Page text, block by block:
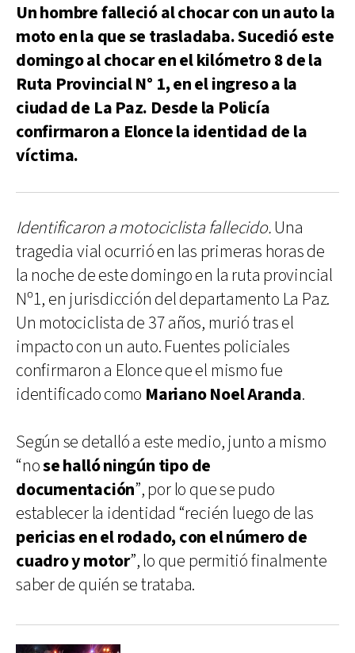
Un hombre falleció al chocar con un auto la
moto en la que se trasladaba. Sucedió este
domingo al chocar en el kilómetro 8 de la
Ruta Provincial N° 1, en el ingreso a la
ciudad de La Paz. Desde la Policía
confirmaron a Elonce la identidad de la
víctima.
Identificaron a motociclista fallecido.Una
tragedia vial ocurrió en las primeras horas de
la noche de este domingo en la ruta provincial
Nº1, en jurisdicción del departamento La Paz.
Un motociclista de 37 años, murió tras el
impacto con un auto. Fuentes policiales
confirmaron a Elonce que el mismo fue
identificado como Mariano Noel Aranda.
Según se detalló a este medio, junto a mismo
“nose halló ningún tipo de
documentación”, por lo que se pudo
establecer la identidad “recién luego de las
pericias en el rodado, con el número de
cuadro y motor”, lo que permitió finalmente
saber de quién se trataba.